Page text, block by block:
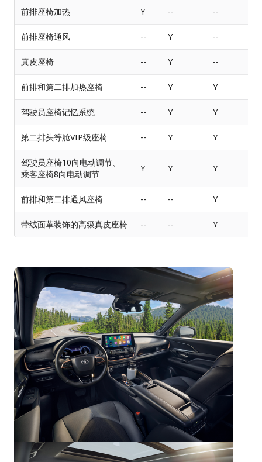
前排座椅加热 Y -- --
前排座椅通风 -- Y --
真皮座椅 -- Y --
前排和第二排加热座椅 -- Y Y
驾驶员座椅记忆系统 -- Y Y
第二排头等舱VIP级座椅 -- Y Y
驾驶员座椅10向电动调节、
乘客座椅8向电动调节
Y Y Y
前排和第二排通风座椅 -- -- Y
带绒面革装饰的高级真皮座椅 -- -- Y